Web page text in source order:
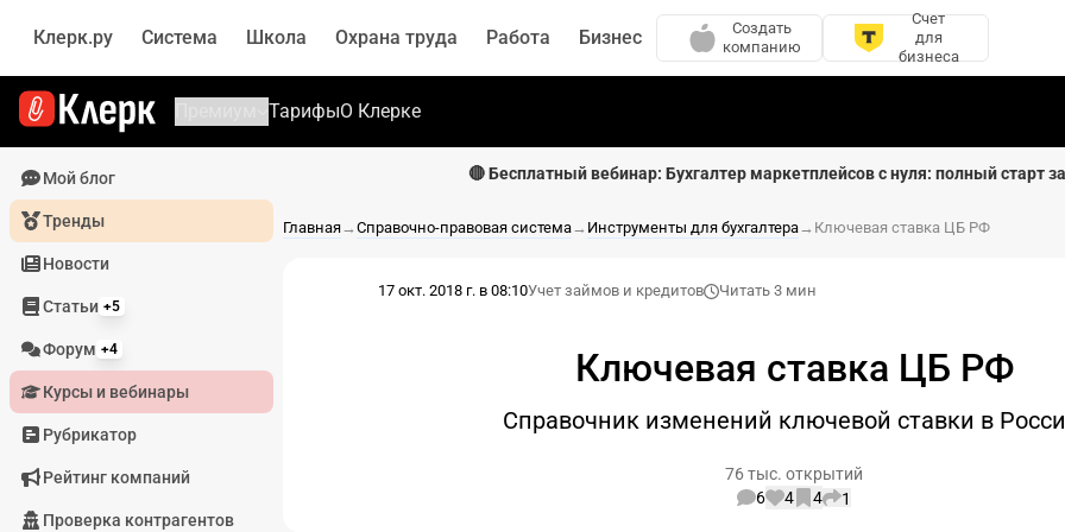
Клерк.ру Система Школа Охрана труда Работа Бизнес
Создать
компанию
Счет
для
бизнеса
ТарифыО Клерке
Мой блог
Тренды
Новости
Статьи +5
Форум +4
Курсы и вебинары
Рубрикатор
Рейтинг компаний
Проверка контрагентов
🔴 Бесплатный вебинар: Бухгалтер маркетплейсов с нуля: полный старт
Главная→ Справочно-правовая система→ Инструменты для бухгалтера→ Ключевая ставка ЦБ РФ
17 окт. 2018 г. в 08:10Учет займов и кредитов Читать 3 мин
Ключевая ставка ЦБ РФ
Справочник изменений ключевой ставки в
76 тыс. открытий
6
4 4 1